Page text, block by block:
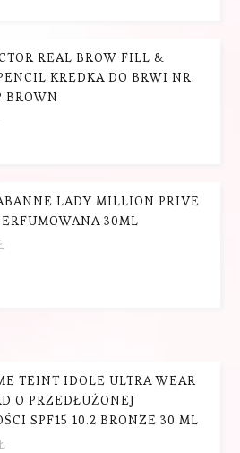
REAL BROW FILL &
KREDKA DO BRWI NR.
BROWN
LADY MILLION PRIVE
30ML
TEINT IDOLE ULTRA WEAR
O PRZEDŁUŻONEJ
SPF15 10.2 BRONZE 30 ML